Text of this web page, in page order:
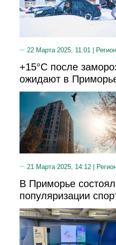
22 Марта 2025, 11:01 |
+15°C после
ожидают в
21 Марта 2025, 14:12 |
В Приморье
популяризации